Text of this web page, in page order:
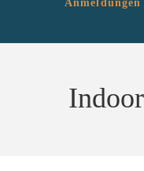
Anmeldungen